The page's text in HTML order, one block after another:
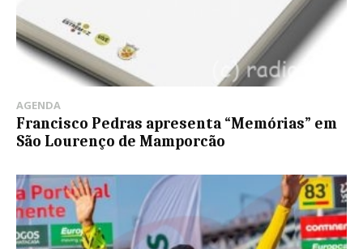
AGENDA
Francisco Pedras apresenta “Memórias” em
São Lourenço de Mamporcão